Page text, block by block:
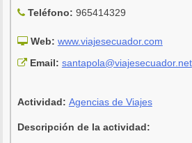
Teléfono: 965414329
Web: www.viajesecuador.com
Email: santapola@viajesecuador.net
Actividad: Agencias de Viajes
Descripción de la actividad: